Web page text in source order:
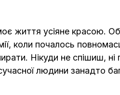
життя усіяне красою.
коли почалось
Нікуди не спішиш,
людини занадто